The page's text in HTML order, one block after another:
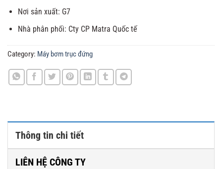
Nơi sản xuất: G7
Nhà phân phối: Cty CP Matra Quốc tế
Category: Máy bơm trục đứng
Thông tin chi tiết
LIÊN HỆ CÔNG TY